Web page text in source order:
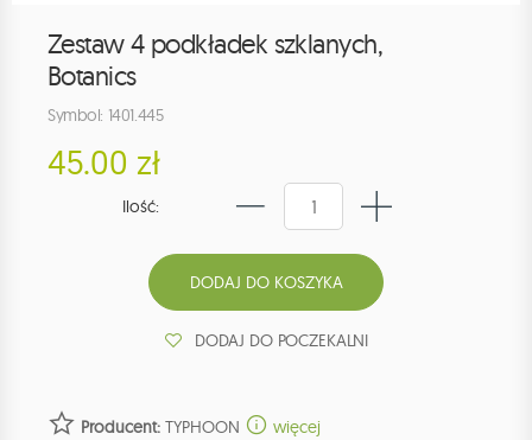
Zestaw 4 podkładek szklanych,
Botanics
Symbol: 1401.445
45.00 zł
Ilość:
DODAJ DO POCZEKALNI
Producent: TYPHOON więcej